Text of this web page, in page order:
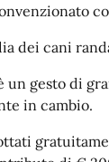
dei cani
gesto di
in cambio.